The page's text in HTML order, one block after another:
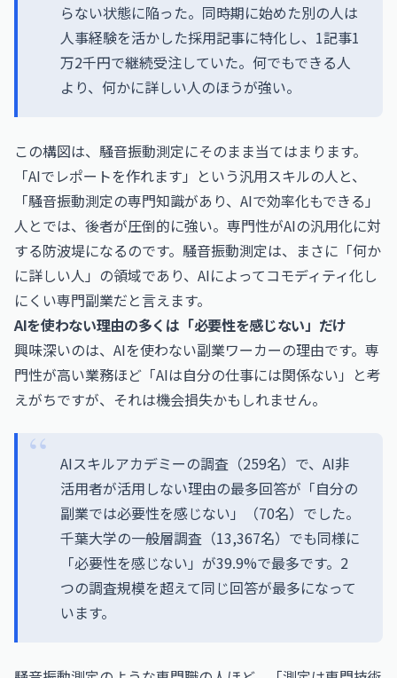
らない状態に陥った。同時期に始めた別の人は
人事経験を活かした採用記事に特化し、1記事1
万2千円で継続受注していた。何でもできる人
より、何かに詳しい人のほうが強い。
この構図は、騒音振動測定にそのまま当てはまります。
「AIでレポートを作れます」という汎用スキルの人と、
「騒音振動測定の専門知識があり、AIで効率化もできる」
人とでは、後者が圧倒的に強い。専門性がAIの汎用化に対
する防波堤になるのです。騒音振動測定は、まさに「何か
に詳しい人」の領域であり、AIによってコモディティ化し
にくい専門副業だと言えます。
AIを使わない理由の多くは「必要性を感じない」だけ
興味深いのは、AIを使わない副業ワーカーの理由です。専
門性が高い業務ほど「AIは自分の仕事には関係ない」と考
えがちですが、それは機会損失かもしれません。
AIスキルアカデミーの調査（259名）で、AI非
活用者が活用しない理由の最多回答が「自分の
副業では必要性を感じない」（70名）でした。
千葉大学の一般層調査（13,367名）でも同様に
「必要性を感じない」が39.9%で最多です。2
つの調査規模を超えて同じ回答が最多になって
います。